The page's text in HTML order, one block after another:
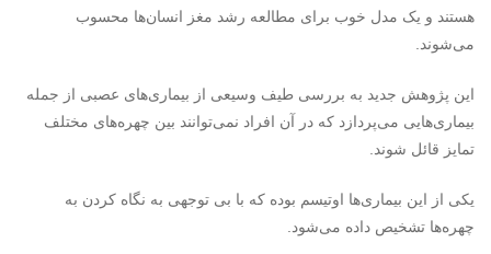
هستند و یک مدل خوب برای مطالعه رشد مغز انسان‌ها محسوب
می‌شوند.
این پژوهش جدید به بررسی طیف وسیعی از بیماری‌های عصبی از جمله
بیماری‌هایی می‌پردازد که در آن افراد نمی‌توانند بین چهره‌های مختلف
تمایز قائل شوند.
یکی از این بیماری‌ها اوتیسم بوده که با بی توجهی به نگاه کردن به
چهره‌ها تشخیص داده می‌شود.